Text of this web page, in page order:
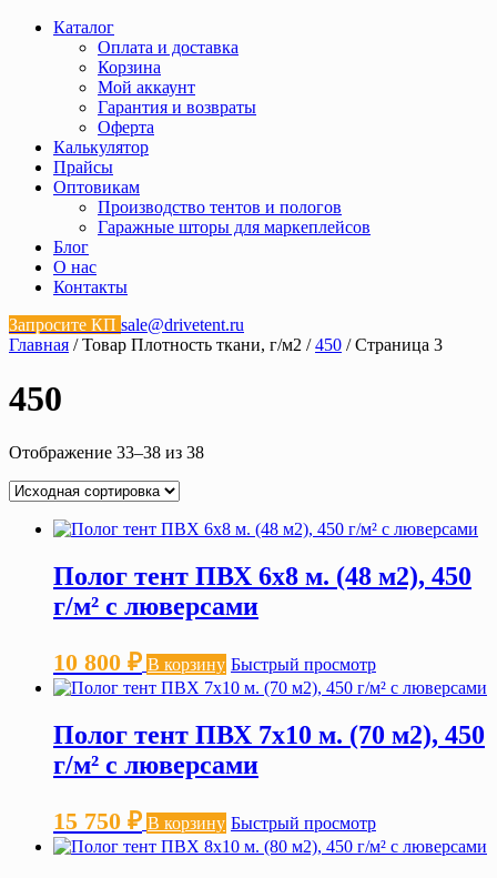
Каталог
Оплата и доставка
Корзина
Мой аккаунт
Гарантия и возвраты
Оферта
Калькулятор
Прайсы
Оптовикам
Производство тентов и пологов
Гаражные шторы для маркеплейсов
Блог
О нас
Контакты
Запросите КП sale@drivetent.ru
Главная / Товар Плотность ткани, г/м2 /450 / Страница 3
450
Отображение 33–38 из 38
Полог тент ПВХ 6х8 м. (48 м2), 450
г/м² с люверсами
10 800 ₽ В корзину Быстрый просмотр
Полог тент ПВХ 7х10 м. (70 м2), 450
г/м² с люверсами
15 750 ₽ В корзину Быстрый просмотр